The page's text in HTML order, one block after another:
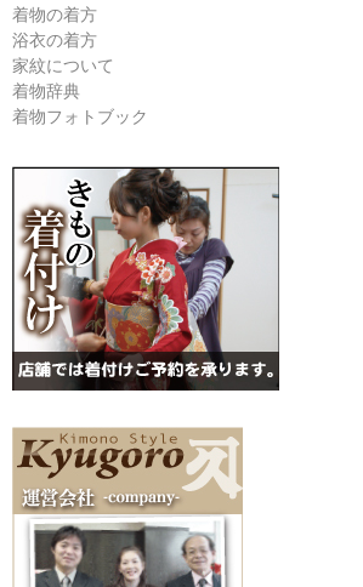
着物の着方
浴衣の着方
家紋について
着物辞典
着物フォトブック